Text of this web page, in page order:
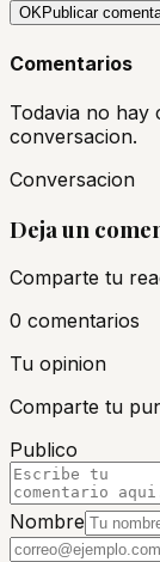
OKPublicar
Comentarios
Todavia no hay
conversacion.
Conversacion
Deja un
Comparte tu
0 comentarios
Tu opinion
Comparte tu
Publico
Nombre